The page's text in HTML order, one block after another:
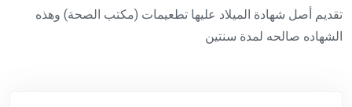
تقديم أصل شهادة الميلاد عليها تطعيمات (مكتب الصحة) وهذه
الشهاده صالحه لمدة سنتين